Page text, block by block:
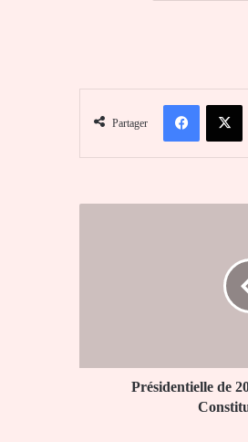
Partager
Facebook
Constitutionnelle
Présidentielle de